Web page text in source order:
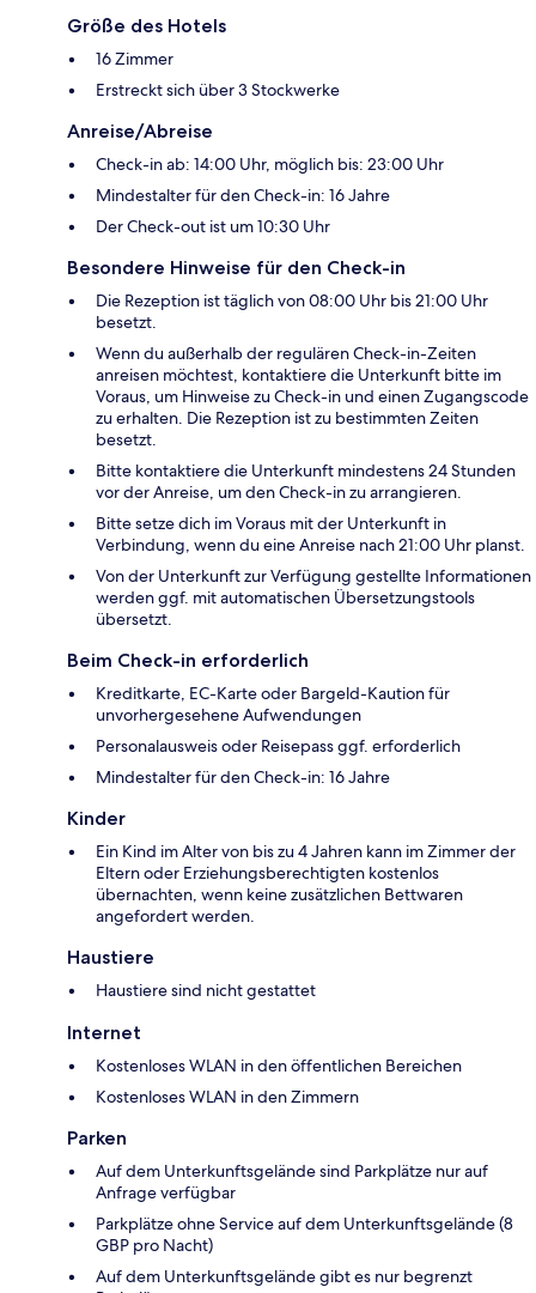
Größe des Hotels
16 Zimmer
Erstreckt sich über 3 Stockwerke
Anreise/Abreise
Check-in ab: 14:00 Uhr, möglich bis: 23:00 Uhr
Mindestalter für den Check-in: 16 Jahre
Der Check-out ist um 10:30 Uhr
Besondere Hinweise für den Check-in
Die Rezeption ist täglich von 08:00 Uhr bis 21:00 Uhr
besetzt.
Wenn du außerhalb der regulären Check-in-Zeiten
anreisen möchtest, kontaktiere die Unterkunft bitte im
Voraus, um Hinweise zu Check-in und einen Zugangscode
zu erhalten. Die Rezeption ist zu bestimmten Zeiten
besetzt.
Bitte kontaktiere die Unterkunft mindestens 24 Stunden
vor der Anreise, um den Check-in zu arrangieren.
Bitte setze dich im Voraus mit der Unterkunft in
Verbindung, wenn du eine Anreise nach 21:00 Uhr planst.
Von der Unterkunft zur Verfügung gestellte Informationen
werden ggf. mit automatischen Übersetzungstools
übersetzt.
Beim Check-in erforderlich
Kreditkarte, EC-Karte oder Bargeld-Kaution für
unvorhergesehene Aufwendungen
Personalausweis oder Reisepass ggf. erforderlich
Mindestalter für den Check-in: 16 Jahre
Kinder
Ein Kind im Alter von bis zu 4 Jahren kann im Zimmer der
Eltern oder Erziehungsberechtigten kostenlos
übernachten, wenn keine zusätzlichen Bettwaren
angefordert werden.
Haustiere
Haustiere sind nicht gestattet
Internet
Kostenloses WLAN in den öffentlichen Bereichen
Kostenloses WLAN in den Zimmern
Parken
Auf dem Unterkunftsgelände sind Parkplätze nur auf
Anfrage verfügbar
Parkplätze ohne Service auf dem Unterkunftsgelände (8
GBP pro Nacht)
Auf dem Unterkunftsgelände gibt es nur begrenzt